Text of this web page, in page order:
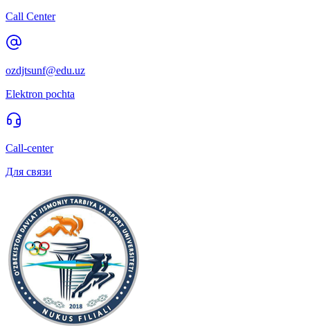
Call Center
ozdjtsunf@edu.uz
Elektron pochta
Call-center
Для связи